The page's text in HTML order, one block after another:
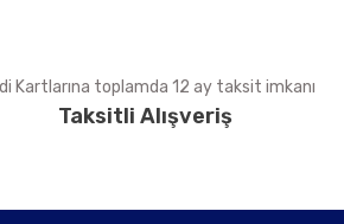
Kartlarına toplamda 12 ay taksit imkanı
Taksitli Alışveriş